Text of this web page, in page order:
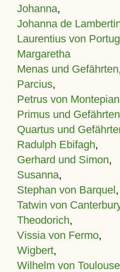
Johanna,
Johanna de
Laurentius von
Margaretha
Menas und Gefährten
Parcius,
Petrus von
Primus und Gefährten
Quartus und
Radulph Ebifagh,
Gerhard und Simon,
Susanna,
Stephan von Barquel,
Tatwin von
Theodorich,
Vissia von Fermo,
Wigbert,
Wilhelm von Toulouse